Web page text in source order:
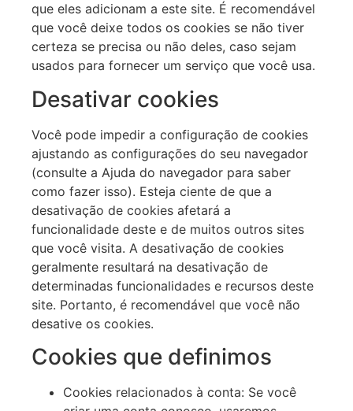
que eles adicionam a este site. É recomendável
que você deixe todos os cookies se não tiver
certeza se precisa ou não deles, caso sejam
usados para fornecer um serviço que você usa.
Desativar cookies
Você pode impedir a configuração de cookies
ajustando as configurações do seu navegador
(consulte a Ajuda do navegador para saber
como fazer isso). Esteja ciente de que a
desativação de cookies afetará a
funcionalidade deste e de muitos outros sites
que você visita. A desativação de cookies
geralmente resultará na desativação de
determinadas funcionalidades e recursos deste
site. Portanto, é recomendável que você não
desative os cookies.
Cookies que definimos
Cookies relacionados à conta: Se você